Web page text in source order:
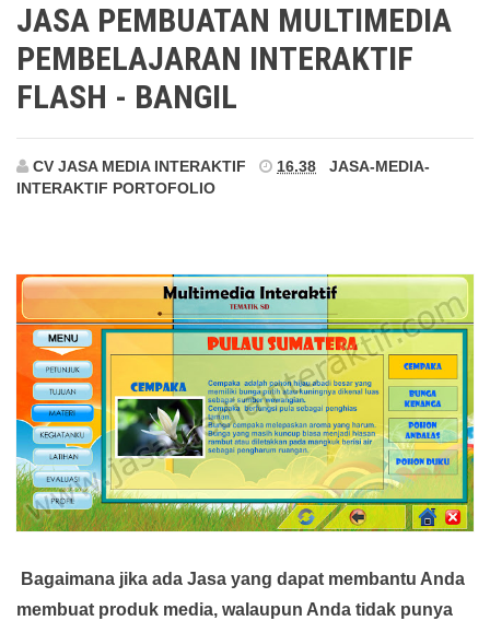
JASA PEMBUATAN MULTIMEDIA
PEMBELAJARAN INTERAKTIF
FLASH - BANGIL
CV JASA MEDIA INTERAKTIF 16.38
JASA-MEDIA-
INTERAKTIF PORTOFOLIO
Bagaimana jika ada Jasa yang dapat membantu Anda
membuat produk media, walaupun Anda tidak punya